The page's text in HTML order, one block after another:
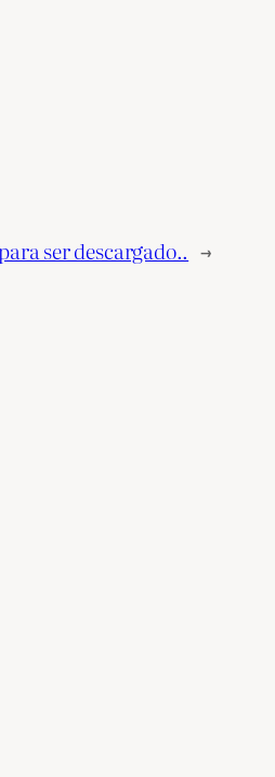
ser descargado.. →